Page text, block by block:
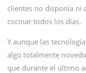
clientes no disponía ni
cocinar todos los días.
Y aunque las
algo totalmente
que durante el último